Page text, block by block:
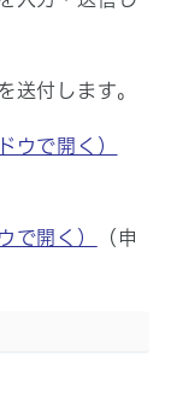
送付します。
ウで開く）
で開く）
（申